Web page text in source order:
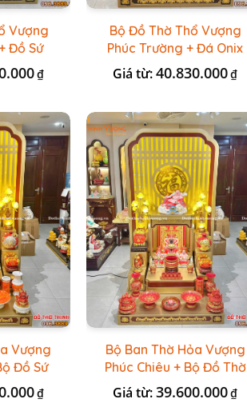
Vượng
Đồ Sứ
Cấp
₫
Bộ Đồ Thờ Thổ Vượng
Phúc Trường + Đá Onix
Vàng
Giá từ:40.830.000₫
Vượng
Đồ Sứ
₫
Bộ Ban Thờ Hỏa Vượng
Phúc Chiêu + Bộ Đồ Thờ
Đài Loan Gấm Đỏ
Giá từ:39.600.000₫